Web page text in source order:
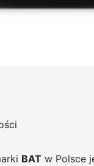
BAT w Polsce